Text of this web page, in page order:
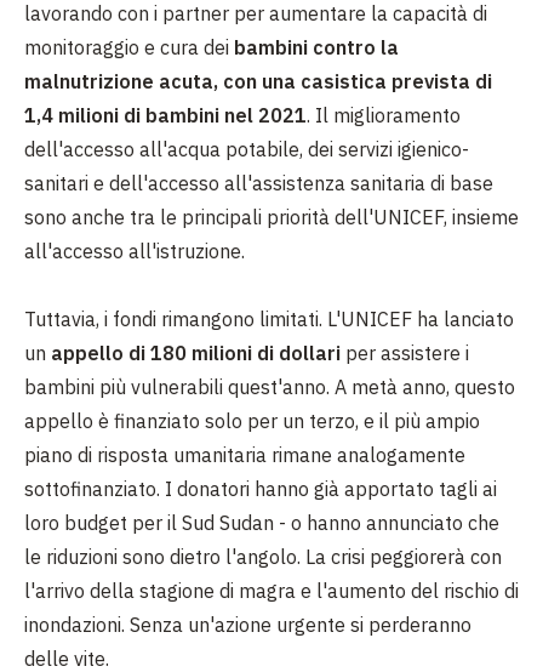
lavorando con i partner per aumentare la capacità di
monitoraggio e cura dei bambini contro la
malnutrizione acuta, con una casistica prevista di
1,4 milioni di bambini nel 2021. Il miglioramento
dell'accesso all'acqua potabile, dei servizi igienico-
sanitari e dell'accesso all'assistenza sanitaria di base
sono anche tra le principali priorità dell'UNICEF, insieme
all'accesso all'istruzione.
Tuttavia, i fondi rimangono limitati. L'UNICEF ha lanciato
un appello di 180 milioni di dollari per assistere i
bambini più vulnerabili quest'anno. A metà anno, questo
appello è finanziato solo per un terzo, e il più ampio
piano di risposta umanitaria rimane analogamente
sottofinanziato. I donatori hanno già apportato tagli ai
loro budget per il Sud Sudan - o hanno annunciato che
le riduzioni sono dietro l'angolo. La crisi peggiorerà con
l'arrivo della stagione di magra e l'aumento del rischio di
inondazioni. Senza un'azione urgente si perderanno
delle vite.